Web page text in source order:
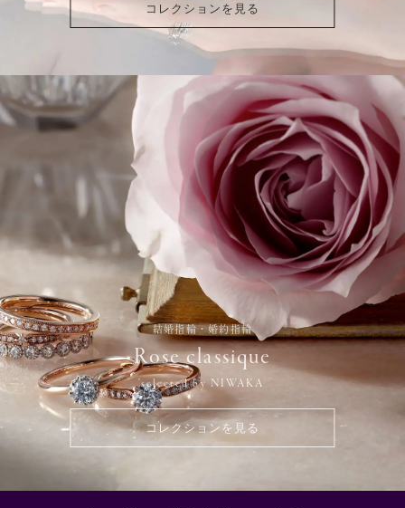
コレクションを見る
結婚指輪・婚約指輪
Rose classique
selected by NIWAKA
コレクションを見る